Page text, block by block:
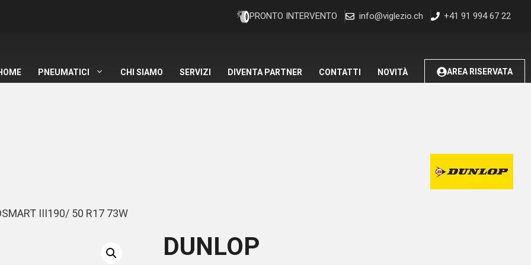
PRONTO INTERVENTO info@viglezio.ch +41 91 994 67 22
PNEUMATICI CHI SIAMO SERVIZI DIVENTA PARTNER CONTATTI NOVITÀ AREA RISERVATA
III190/ 50 R17 73W
DUNLOP